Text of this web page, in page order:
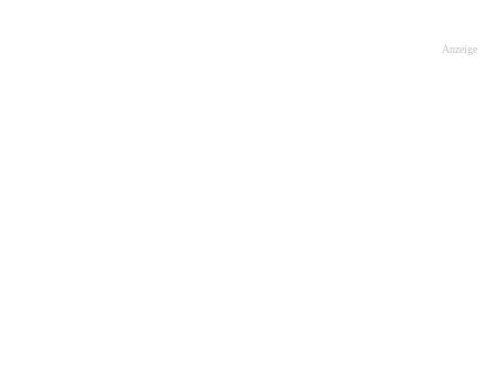
Anzeige